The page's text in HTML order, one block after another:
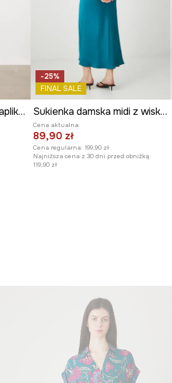
Sukienka drapowana z aplikacją
-25%
FINAL SALE
Sukienka damska midi z wiskozy satynowa kolor zielony
Cena aktualna:
89,90 zł
Cena regularna: 199,90 zł
Najniższa cena z 30 dni przed obniżką:
119,90 zł